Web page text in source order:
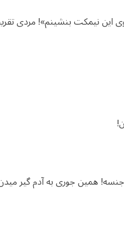
این نیمکت بنشینم»! مردی
همین جوری به آدم گیر می­دن!